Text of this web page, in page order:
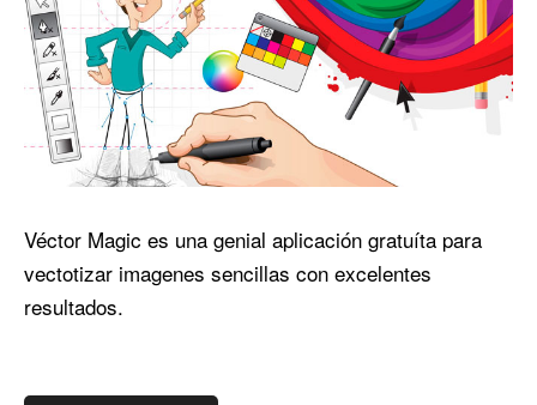
Véctor Magic es una genial aplicación gratuíta para
vectotizar imagenes sencillas con excelentes
resultados.